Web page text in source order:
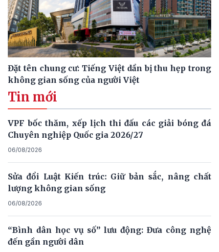
Đặt tên chung cư: Tiếng Việt dần bị thu hẹp trong
không gian sống của người Việt
Tin mới
VPF bốc thăm, xếp lịch thi đấu các giải bóng đá
Chuyên nghiệp Quốc gia 2026/27
06/08/2026
Sửa đổi Luật Kiến trúc: Giữ bản sắc, nâng chất
lượng không gian sống
06/08/2026
“Bình dân học vụ số” lưu động: Đưa công nghệ
đến gần người dân